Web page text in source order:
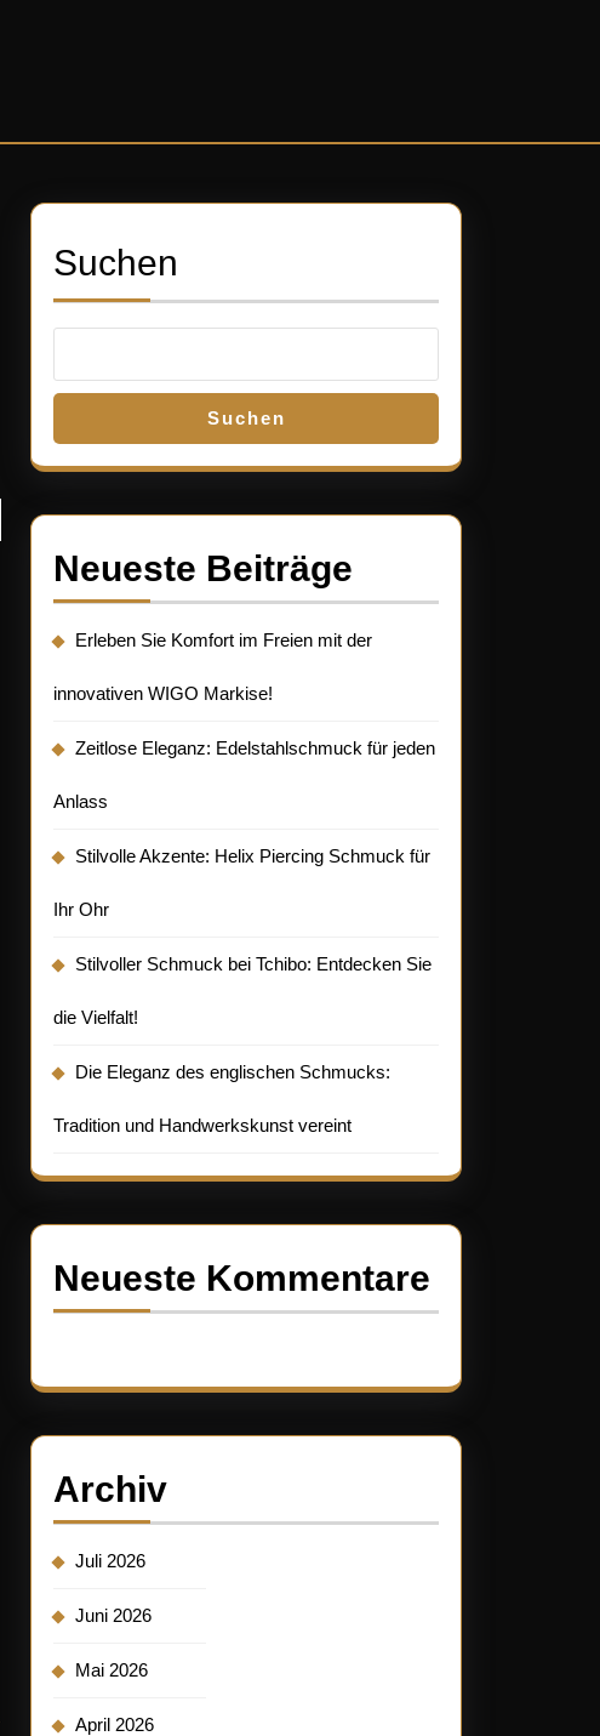
Suchen
Suchen
Neueste Beiträge
Erleben Sie Komfort im Freien mit der
innovativen WIGO Markise!
Zeitlose Eleganz: Edelstahlschmuck für jeden
Anlass
Stilvolle Akzente: Helix Piercing Schmuck für
Ihr Ohr
Stilvoller Schmuck bei Tchibo: Entdecken Sie
die Vielfalt!
Die Eleganz des englischen Schmucks:
Tradition und Handwerkskunst vereint
Neueste Kommentare
Archiv
Juli 2026
Juni 2026
Mai 2026
April 2026